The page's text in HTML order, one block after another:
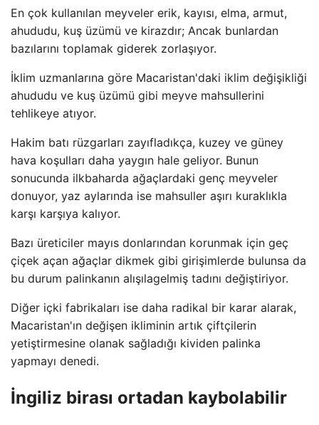
En çok kullanılan meyveler erik, kayısı, elma, armut,
ahududu, kuş üzümü ve kirazdır; Ancak bunlardan
bazılarını toplamak giderek zorlaşıyor.
İklim uzmanlarına göre Macaristan'daki iklim değişikliği
ahududu ve kuş üzümü gibi meyve mahsullerini
tehlikeye atıyor.
Hakim batı rüzgarları zayıfladıkça, kuzey ve güney
hava koşulları daha yaygın hale geliyor. Bunun
sonucunda ilkbaharda ağaçlardaki genç meyveler
donuyor, yaz aylarında ise mahsuller aşırı kuraklıkla
karşı karşıya kalıyor.
Bazı üreticiler mayıs donlarından korunmak için geç
çiçek açan ağaçlar dikmek gibi girişimlerde bulunsa da
bu durum palinkanın alışılagelmiş tadını değiştiriyor.
Diğer içki fabrikaları ise daha radikal bir karar alarak,
Macaristan'ın değişen ikliminin artık çiftçilerin
yetiştirmesine olanak sağladığı kividen palinka
yapmayı denedi.
İngiliz birası ortadan kaybolabilir